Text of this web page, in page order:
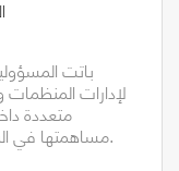
باتت
لإدارات
متعددة
مساهمتها في البناء والتقدم والحفاظ على المجتمع وتنميته.